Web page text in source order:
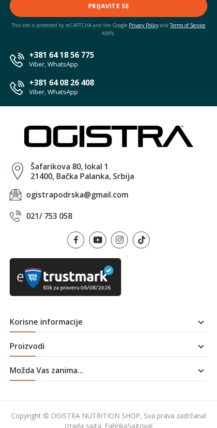
PRIJAVITE SE
This site is protected by reCAPTCHA and the Google Privacy Policy andTerms of Service
apply.
+381 64 18 56 775
Viber, WhatsApp
+381 64 08 26 408
Viber, WhatsApp
Šafarikova 80, lokal 1
21400, Bačka Palanka, Srbija
ogistrapodrska@gmail.com
021/ 753 058
Korisne informacije 
Proizvodi 
Možda Vas zanima... 
Copyright © OGISTRA NUTRITION SHOP, Sva prava zadržana!
Izrada sajta: FabrikaSajtova!